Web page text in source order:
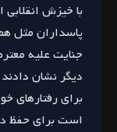
با خیزش انقلابی
پاسداران مثل
جنایت علیه
دیگر نشان
برای رفتارهای
است برای حفظ